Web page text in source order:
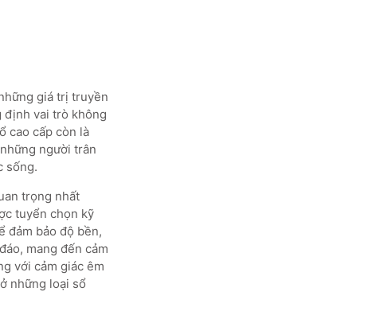
giá trị truyền
định vai trò không
cao cấp còn là
người trân
sống.
trọng nhất
tuyển chọn kỹ
đảm bảo độ bền,
mang đến cảm
với cảm giác êm
những loại sổ